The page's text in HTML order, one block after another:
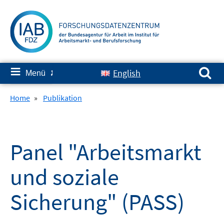
zum
Inhalt
≡ Menü ✘ English
Suchen nach:
Home » Publikation
Panel "Arbeitsmarkt
und soziale
Sicherung" (PASS)